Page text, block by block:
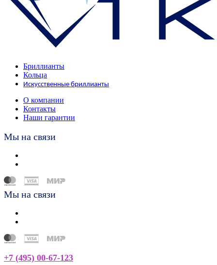
Бриллианты
Кольца
Искусственные бриллианты
О компании
Контакты
Наши гарантии
Мы на связи
Мы на связи
+7 (495) 00-67-123